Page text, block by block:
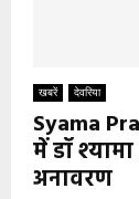
खबरें देवरिया
Syama
में डॉ
अनावरण